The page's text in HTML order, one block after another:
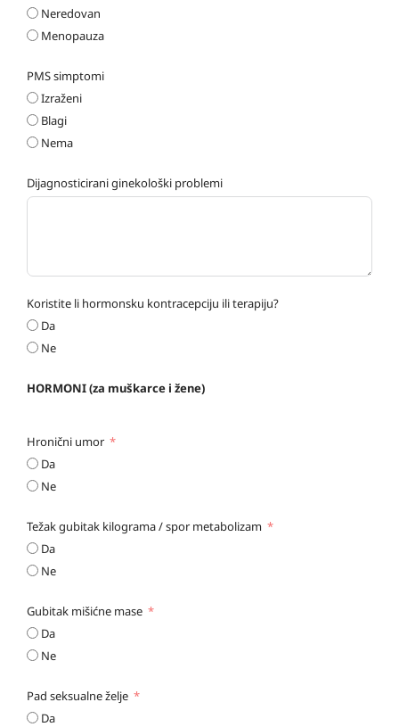
Neredovan
Menopauza
PMS simptomi
Izraženi
Blagi
Nema
Dijagnosticirani ginekološki problemi
Koristite li hormonsku kontracepciju ili terapiju?
Da
Ne
HORMONI (za muškarce i žene)
Hronični umor
Da
Ne
Težak gubitak kilograma / spor metabolizam
Da
Ne
Gubitak mišićne mase
Da
Ne
Pad seksualne želje
Da